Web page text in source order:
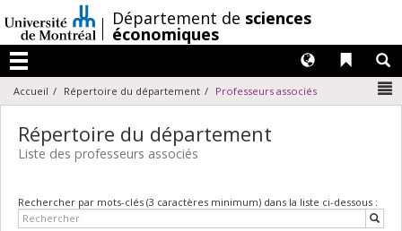
au
contenu
/Département de sciences
économiques
Menu
Liens
Langues
Accueil Répertoire du département Professeurs associés
Répertoire du département
Liste des professeurs associés
Rechercher par mots-clés (3 caractères minimum) dans la liste ci-dessous :